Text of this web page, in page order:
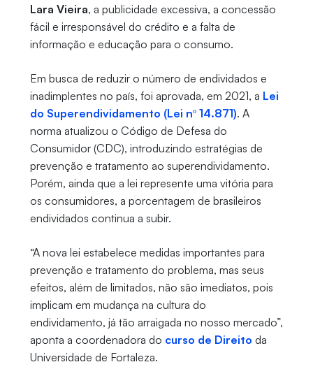
Lara Vieira, a publicidade excessiva, a concessão
fácil e irresponsável do crédito e a falta de
informação e educação para o consumo.
Em busca de reduzir o número de endividados e
inadimplentes no país, foi aprovada, em 2021, a Lei
do Superendividamento (Lei nº 14.871). A
norma atualizou o Código de Defesa do
Consumidor (CDC), introduzindo estratégias de
prevenção e tratamento ao superendividamento.
Porém, ainda que a lei represente uma vitória para
os consumidores, a porcentagem de brasileiros
endividados continua a subir.
“A nova lei estabelece medidas importantes para
prevenção e tratamento do problema, mas seus
efeitos, além de limitados, não são imediatos, pois
implicam em mudança na cultura do
endividamento, já tão arraigada no nosso mercado”,
aponta a coordenadora do curso de Direito da
Universidade de Fortaleza.